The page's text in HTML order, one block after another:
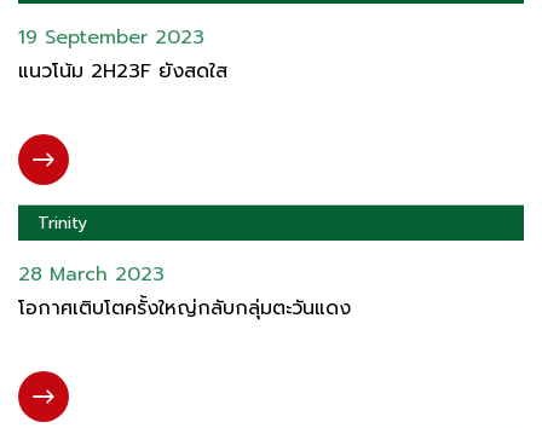
19 September 2023
แนวโน้ม 2H23F ยังสดใส
Trinity
28 March 2023
โอกาศเติบโตครั้งใหญ่กลับกลุ่มตะวันแดง